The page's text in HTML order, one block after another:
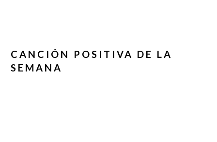
CANCIÓN POSITIVA DE LA
SEMANA